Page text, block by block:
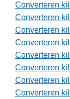
Converteren
Converteren
Converteren
Converteren
Converteren
Converteren
Converteren
Converteren